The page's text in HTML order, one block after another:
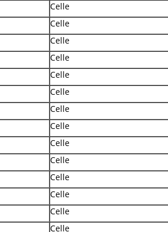
Celle
Celle
Celle
Celle
Celle
Celle
Celle
Celle
Celle
Celle
Celle
Celle
Celle
Celle